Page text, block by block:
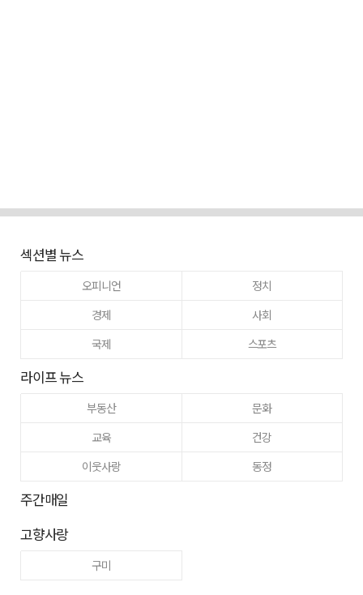
섹션별 뉴스
오피니언
정치
경제
사회
국제
스포츠
라이프 뉴스
부동산
문화
교육
건강
이웃사랑
동정
주간매일
고향사랑
구미